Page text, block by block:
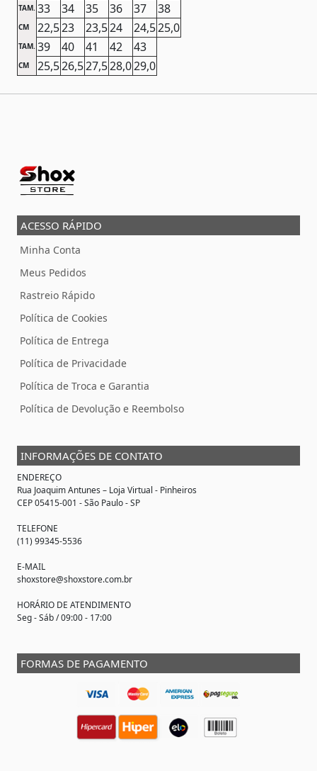
TAM. 33 34 35 36 37 38
CM 22,523 23,524 24,525,0
TAM. 39 40 41 42 43
CM 25,526,527,528,029,0
ACESSO RÁPIDO
Minha Conta
Meus Pedidos
Rastreio Rápido
Política de Cookies
Política de Entrega
Política de Privacidade
Política de Troca e Garantia
Política de Devolução e Reembolso
INFORMAÇÕES DE CONTATO
ENDEREÇO
Rua Joaquim Antunes – Loja Virtual - Pinheiros
CEP 05415-001 - São Paulo - SP
TELEFONE
(11) 99345-5536
E-MAIL
shoxstore@shoxstore.com.br
HORÁRIO DE ATENDIMENTO
Seg - Sáb / 09:00 - 17:00
FORMAS DE PAGAMENTO